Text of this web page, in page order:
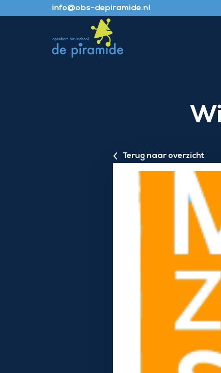
info@obs-depiramide.nl
Terug naar overzicht